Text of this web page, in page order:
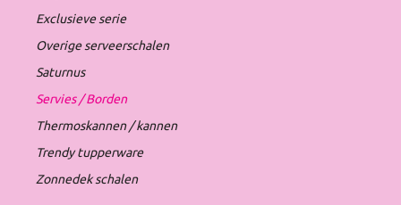
Exclusieve serie
Overige serveerschalen
Saturnus
Servies / Borden
Thermoskannen / kannen
Trendy tupperware
Zonnedek schalen